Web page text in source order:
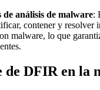
análisis de malware:
contener y resolver
malware, lo que
DFIR en la